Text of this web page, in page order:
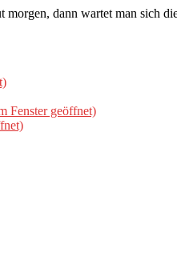
dann wartet man sich
Fenster geöffnet)